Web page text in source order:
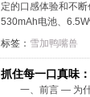
定的口感体验和不
530mAh电池、6.5W
标签： 雪加鸭嘴兽
抓住每一口真味
一、前言 — 为